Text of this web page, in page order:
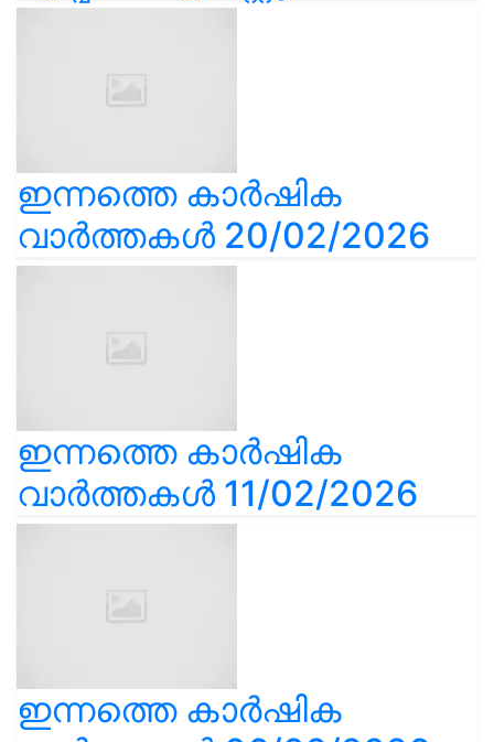
ഇന്നത്തെ കാർഷിക
വാർത്തകൾ 20/02/2026
ഇന്നത്തെ കാർഷിക
വാർത്തകൾ 11/02/2026
ഇന്നത്തെ കാർഷിക